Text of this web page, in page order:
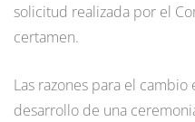
solicitud realizada por el
certamen.
Las razones para el
desarrollo de una